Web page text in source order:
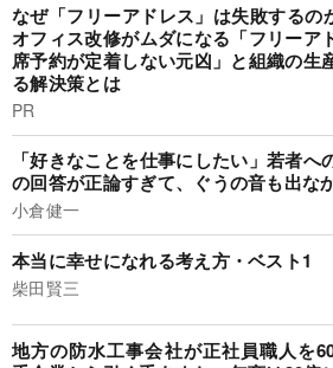
なぜ「フリーアドレス」は失敗するの
オフィス改修がムダになる「フリーア
席予約が定着しない元凶」と組織の生
る解決策とは
PR
「好きなことを仕事にしたい」若者へ
の回答が正論すぎて、ぐうの音も出な
小倉健一
本当に幸せになれる考え方・ベスト1
柴田賢三
地方の防水工事会社が正社員職人を